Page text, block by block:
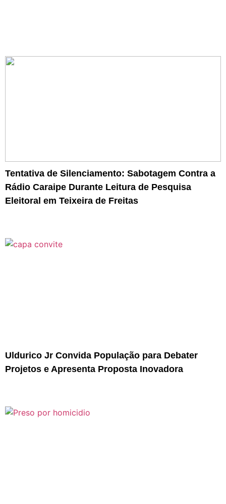
Tentativa de Silenciamento: Sabotagem Contra a
Rádio Caraipe Durante Leitura de Pesquisa
Eleitoral em Teixeira de Freitas
Uldurico Jr Convida População para Debater
Projetos e Apresenta Proposta Inovadora